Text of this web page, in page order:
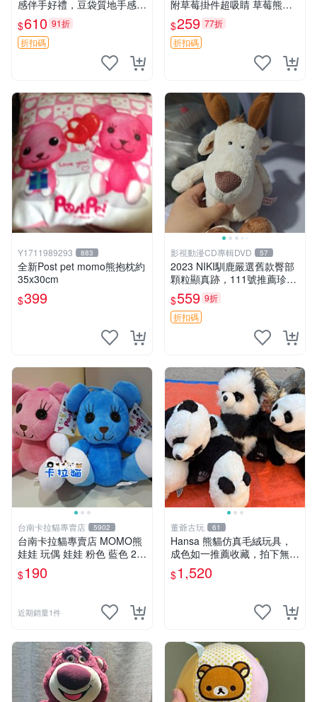
感伴手好禮，豆袋質地手感
佳，抱枕小熊 recom 推薦 白
色豆袋 玩具
$610 91折
折扣碼
附草莓掛件超吸睛 草莓熊手
提包 草莓掛件 可愛portunes
e
$259 77折
折扣碼
Y1711989293 883
全新Post pet momo熊抱枕約
35x30cm
$399
影視動漫CD專輯DVD 57
2023 NIKI馴鹿嚴選舊款臀部
顆粒顯真跡，111號推薦珍藏
品 馴鹿 舊款 尾巴顆粒
$559 9折
折扣碼
台南卡拉貓專賣店 5902
台南卡拉貓專賣店 MOMO熊
娃娃 玩偶 娃娃 粉色 藍色 2色
分售
$190
近期銷量1件
董爺古玩 61
Hansa 熊貓仿真毛絨玩具，
成色如一推薦收藏，拍下無疑
心 熊貓 毛絨玩具 收藏
$1,520